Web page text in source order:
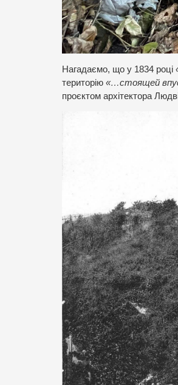
Нагадаємо, що у 1834 році
територію «…стоящей
проєктом архітектора